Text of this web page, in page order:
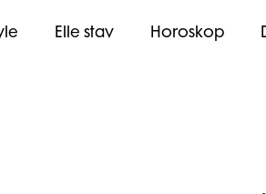
Elle stav Horoskop